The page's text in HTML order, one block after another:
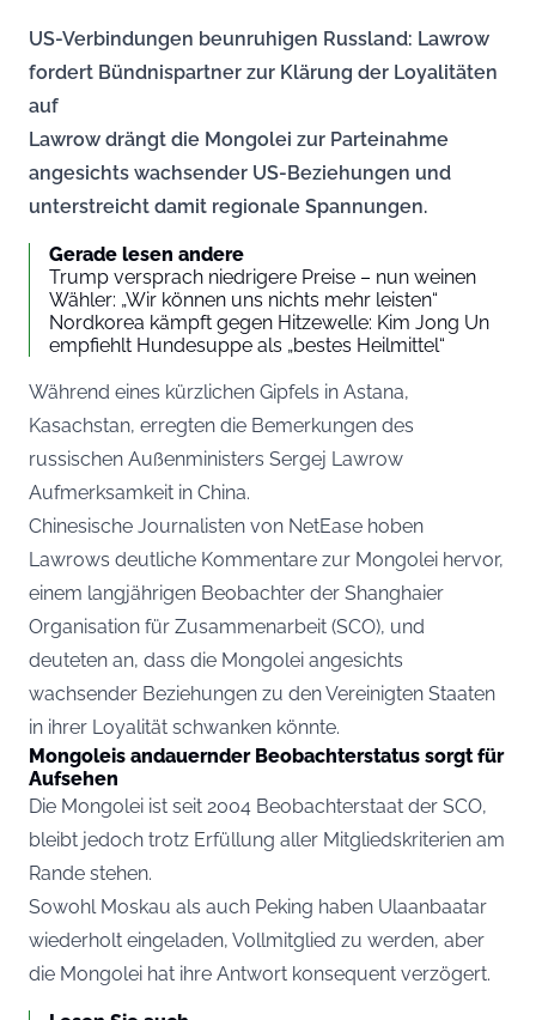
US-Verbindungen beunruhigen Russland: Lawrow
fordert Bündnispartner zur Klärung der Loyalitäten
auf
Lawrow drängt die Mongolei zur Parteinahme
angesichts wachsender US-Beziehungen und
unterstreicht damit regionale Spannungen.
Gerade lesen andere
Trump versprach niedrigere Preise – nun weinen
Wähler: „Wir können uns nichts mehr leisten“
Nordkorea kämpft gegen Hitzewelle: Kim Jong Un
empfiehlt Hundesuppe als „bestes Heilmittel“
Während eines kürzlichen Gipfels in Astana,
Kasachstan, erregten die Bemerkungen des
russischen Außenministers Sergej Lawrow
Aufmerksamkeit in China.
Chinesische Journalisten von NetEase hoben
Lawrows deutliche Kommentare zur Mongolei hervor,
einem langjährigen Beobachter der Shanghaier
Organisation für Zusammenarbeit (SCO), und
deuteten an, dass die Mongolei angesichts
wachsender Beziehungen zu den Vereinigten Staaten
in ihrer Loyalität schwanken könnte.
Mongoleis andauernder Beobachterstatus sorgt für
Aufsehen
Die Mongolei ist seit 2004 Beobachterstaat der SCO,
bleibt jedoch trotz Erfüllung aller Mitgliedskriterien am
Rande stehen.
Sowohl Moskau als auch Peking haben Ulaanbaatar
wiederholt eingeladen, Vollmitglied zu werden, aber
die Mongolei hat ihre Antwort konsequent verzögert.